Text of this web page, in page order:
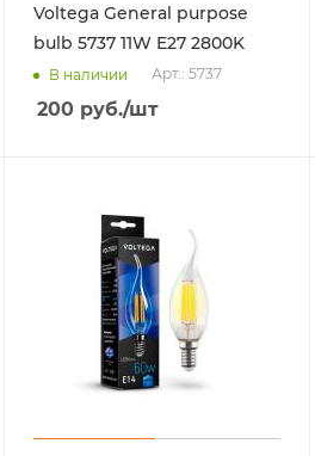
Voltega General purpose
bulb 5737 11W E27 2800K
В наличии Арт.: 5737
200руб./шт